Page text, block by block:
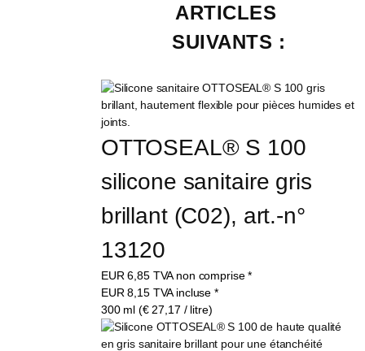
ARTICLES
SUIVANTS :
OTTOSEAL® S 100
silicone sanitaire gris
brillant (C02), art.-n°
13120
EUR6,85 TVA non comprise *
EUR8,15 TVA incluse *
300 ml (€ 27,17 / litre)